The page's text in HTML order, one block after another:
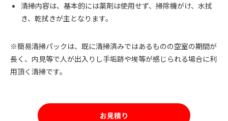
清掃内容は、基本的には薬剤は使用せず、掃除機がけ、水拭
き、乾拭きが主となります。
※簡易清掃パックは、既に清掃済みではあるものの空室の期間が
長く、内見等で人が出入りし手垢跡や埃等が感じられる場合に利
用頂く清掃です。
お見積り